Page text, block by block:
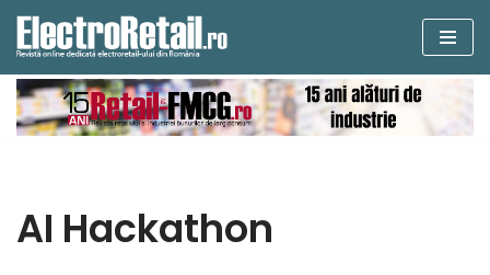
Sari
la
conținut
AI Hackathon